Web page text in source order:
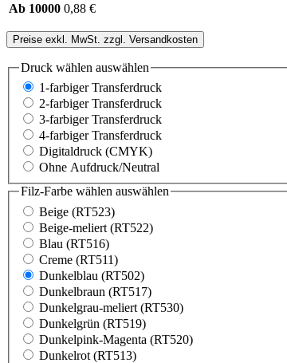
Ab 10000 0,88 €
Preise exkl. MwSt. zzgl. Versandkosten
Druck wählen auswählen
1-farbiger Transferdruck
2-farbiger Transferdruck
3-farbiger Transferdruck
4-farbiger Transferdruck
Digitaldruck (CMYK)
Ohne Aufdruck/Neutral
Filz-Farbe wählen auswählen
Beige (RT523)
Beige-meliert (RT522)
Blau (RT516)
Creme (RT511)
Dunkelblau (RT502)
Dunkelbraun (RT517)
Dunkelgrau-meliert (RT530)
Dunkelgrün (RT519)
Dunkelpink-Magenta (RT520)
Dunkelrot (RT513)